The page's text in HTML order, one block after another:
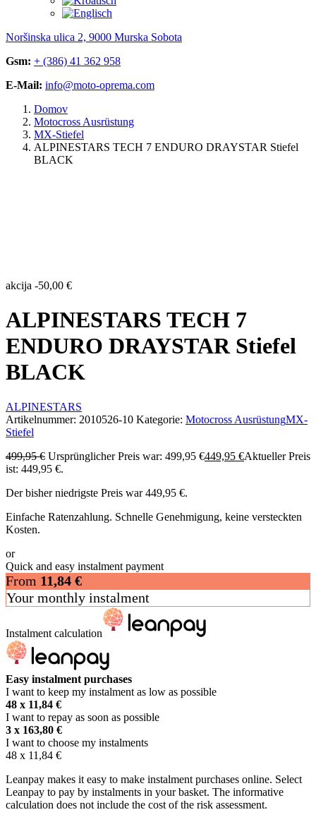
Noršinska ulica 2, 9000 Murska Sobota
Gsm: + (386) 41 362 958
E-Mail: info@moto-oprema.com
Domov
Motocross Ausrüstung
MX-Stiefel
ALPINESTARS TECH 7 ENDURO DRAYSTAR Stiefel
BLACK
akcija -50,00 €
ALPINESTARS TECH 7
ENDURO DRAYSTAR Stiefel
BLACK
ALPINESTARS
Artikelnummer: 2010526-10 Kategorie: Motocross AusrüstungMX-
Stiefel
499,95€ Ursprünglicher Preis war: 499,95 €449,95 €Aktueller Preis
ist: 449,95 €.
Der bisher niedrigste Preis war449,95 €.
Einfache Ratenzahlung. Schnelle Genehmigung, keine versteckten
Kosten.
or
Quick and easy instalment payment
From 11,84 €
Your monthly instalment
Instalment calculation
Easy instalment purchases
I want to keep my instalment as low as possible
48 x 11,84 €
I want to repay as soon as possible
3 x 163,80 €
I want to choose my instalments
48 x 11,84 €
Leanpay makes it easy to make instalment purchases online. Select
Leanpay to pay by instalments in your basket. The informative
calculation does not include the cost of the risk assessment.